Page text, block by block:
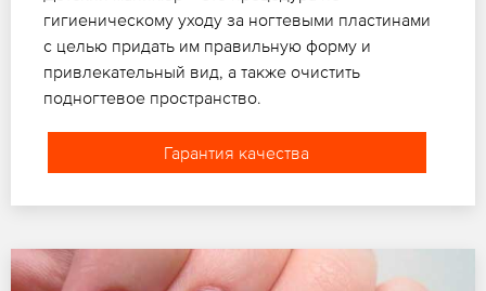
гигиеническому уходу за ногтевыми пластинами
с целью придать им правильную форму и
привлекательный вид, а также очистить
подногтевое пространство.
Гарантия качества